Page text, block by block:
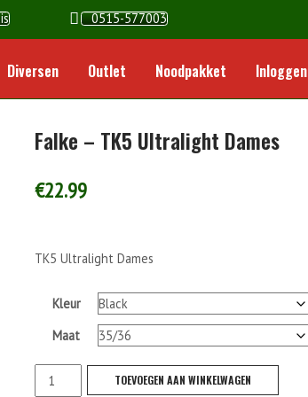
0515-577003
Diversen Outlet Noodpakket Inloggen
Falke – TK5 Ultralight Dames
€22.99
TK5 Ultralight Dames
Kleur
Maat
Falke
TOEVOEGEN AAN WINKELWAGEN